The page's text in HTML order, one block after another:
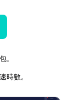
。
時數。